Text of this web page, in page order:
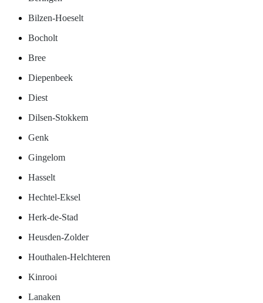
Bilzen-Hoeselt
Bocholt
Bree
Diepenbeek
Diest
Dilsen-Stokkem
Genk
Gingelom
Hasselt
Hechtel-Eksel
Herk-de-Stad
Heusden-Zolder
Houthalen-Helchteren
Kinrooi
Lanaken